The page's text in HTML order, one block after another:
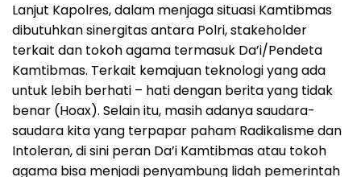
Lanjut Kapolres, dalam menjaga situasi Kamtibmas
dibutuhkan sinergitas antara Polri, stakeholder
terkait dan tokoh agama termasuk Da’i/Pendeta
Kamtibmas. Terkait kemajuan teknologi yang ada
untuk lebih berhati – hati dengan berita yang tidak
benar (Hoax). Selain itu, masih adanya saudara-
saudara kita yang terpapar paham Radikalisme dan
Intoleran, di sini peran Da’i Kamtibmas atau tokoh
agama bisa menjadi penyambung lidah pemerintah